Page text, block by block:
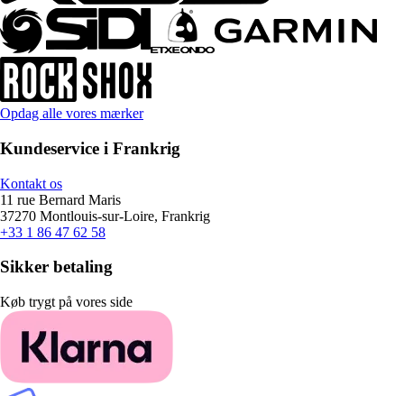
Opdag alle vores mærker
Kundeservice i Frankrig
Kontakt os
11 rue Bernard Maris
37270 Montlouis-sur-Loire, Frankrig
+33 1 86 47 62 58
Sikker betaling
Køb trygt på vores side